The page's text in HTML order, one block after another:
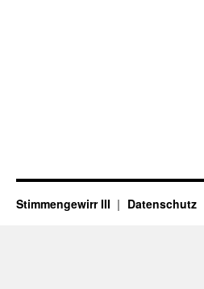
Stimmengewirr III Datenschutz